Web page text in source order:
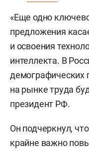
«Еще одно
предложения
и освоения
интеллекта. В
демографических
на рынке труда
президент РФ.
Он подчеркнул,
крайне важно